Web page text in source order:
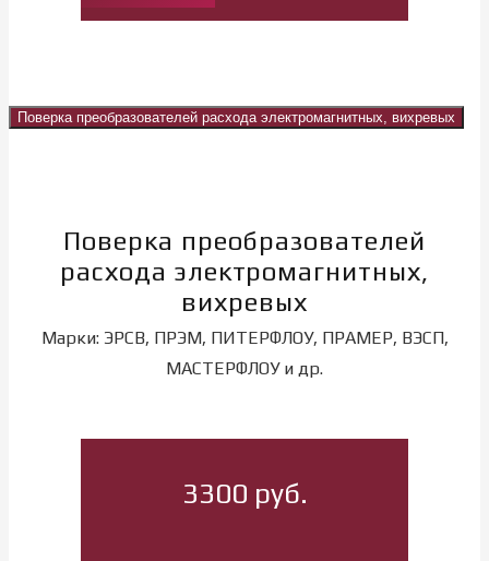
Поверка преобразователей расхода электромагнитных, вихревых
Поверка преобразователей
расхода электромагнитных,
вихревых
Марки: ЭРСВ, ПРЭМ, ПИТЕРФЛОУ, ПРАМЕР, ВЭСП,
МАСТЕРФЛОУ и др.
3300 руб.